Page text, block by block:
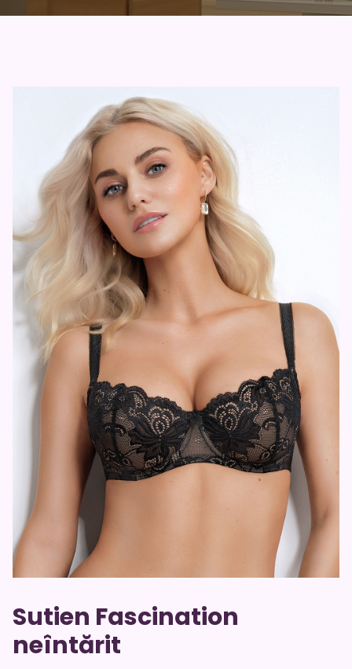
Sutien Fascination
neîntărit